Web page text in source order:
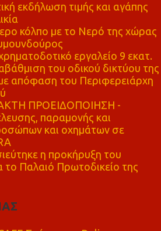
εκδήλωση τιμής και αγάπης
κόλπο με το Νερό της χώρας
εργαλείο 9 εκατ.
του οδικού δικτύου της
απόφαση του Περιφερειάρχη
ΠΡΟΕΙΔΟΠΟΙΗΣΗ -
παραμονής και
και οχημάτων σε
η προκήρυξη του
το Παλαιό Πρωτοδικείο της